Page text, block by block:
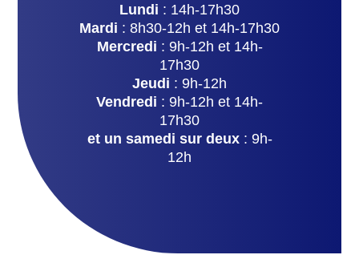
Lundi : 14h-17h30
Mardi : 8h30-12h et 14h-17h30
Mercredi : 9h-12h et 14h-
17h30
Jeudi : 9h-12h
Vendredi : 9h-12h et 14h-
17h30
et un samedi sur deux: 9h-
12h